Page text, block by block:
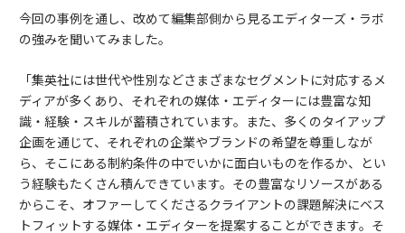
今回の事例を通し、改めて編集部側から見るエディターズ・ラボ
の強みを聞いてみました。
「集英社には世代や性別などさまざまなセグメントに対応するメ
ディアが多くあり、それぞれの媒体・エディターには豊富な知
識・経験・スキルが蓄積されています。また、多くのタイアップ
企画を通じて、それぞれの企業やブランドの希望を尊重しなが
ら、そこにある制約条件の中でいかに面白いものを作るか、とい
う経験もたくさん積んできています。その豊富なリソースがある
からこそ、オファーしてくださるクライアントの課題解決にベス
トフィットする媒体・エディターを提案することができます。そ